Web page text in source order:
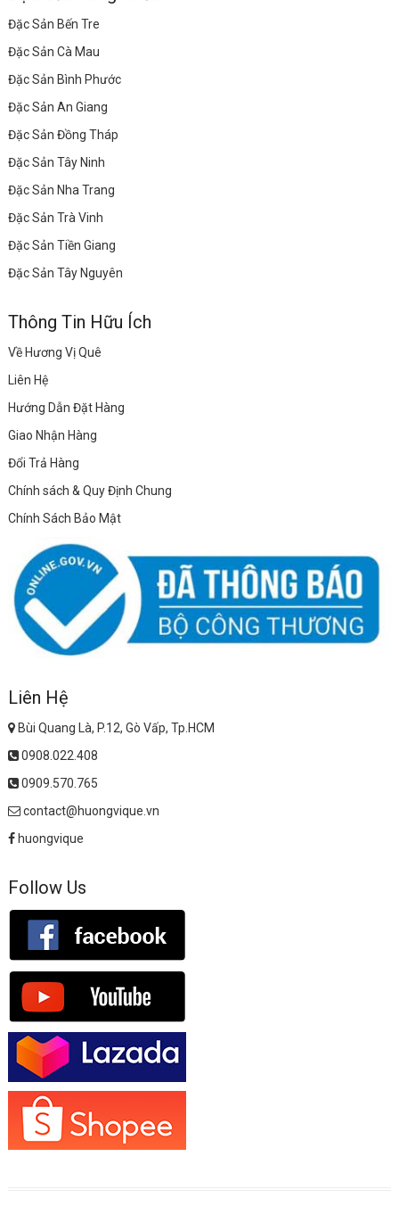
Đặc Sản Bến Tre
Đặc Sản Cà Mau
Đặc Sản Bình Phước
Đặc Sản An Giang
Đặc Sản Đồng Tháp
Đặc Sản Tây Ninh
Đặc Sản Nha Trang
Đặc Sản Trà Vinh
Đặc Sản Tiền Giang
Đặc Sản Tây Nguyên
Thông Tin Hữu Ích
Về Hương Vị Quê
Liên Hệ
Hướng Dẫn Đặt Hàng
Giao Nhận Hàng
Đổi Trả Hàng
Chính sách & Quy Định Chung
Chính Sách Bảo Mật
Liên Hệ
Bùi Quang Là, P.12, Gò Vấp, Tp.HCM
0908.022.408
0909.570.765
contact@huongvique.vn
huongvique
Follow Us